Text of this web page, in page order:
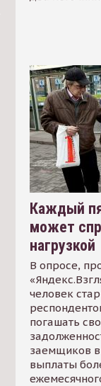
Каждый
может
нагрузкой
В опросе,
человек
погашать
заемщиков
выплаты